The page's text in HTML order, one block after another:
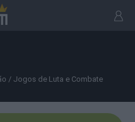
/ Jogos de Luta e Combate